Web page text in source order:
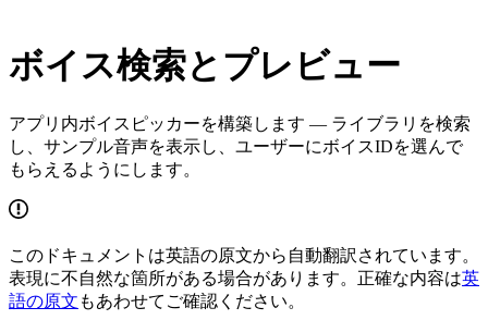
ボイス検索とプレビュー
アプリ内ボイスピッカーを構築します — ライブラリを検索
し、サンプル音声を表示し、ユーザーにボイスIDを選んで
もらえるようにします。
このドキュメントは英語の原文から自動翻訳されています。
表現に不自然な箇所がある場合があります。正確な内容は英
語の原文 もあわせてご確認ください。